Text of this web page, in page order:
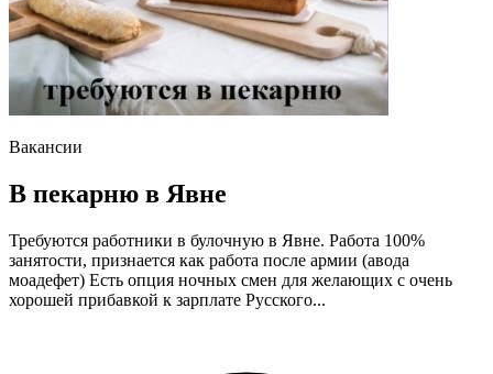
Вакансии
В пекарню в Явне
Требуются работники в булочную в Явне. Работа 100%
занятости, признается как работа после армии (авода
моадефет) Есть опция ночных смен для желающих с очень
хорошей прибавкой к зарплате Русского...